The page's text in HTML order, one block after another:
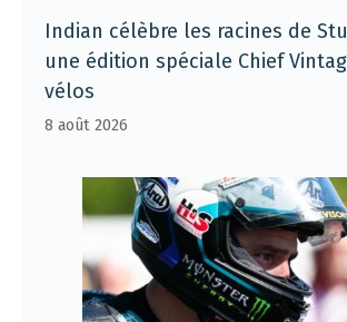
Indian célèbre les racines de
une édition spéciale Chief
vélos
8 août 2026